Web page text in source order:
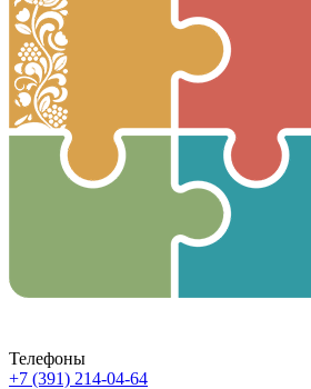
Телефоны
+7 (391) 214-04-64